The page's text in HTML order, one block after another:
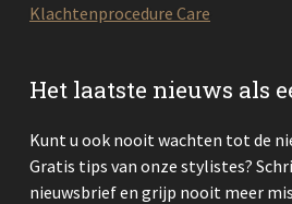
Klachtenprocedure Care
Het laatste nieuws als
Kunt u ook nooit wachten tot de
Gratis tips van onze stylistes?
nieuwsbrief en grijp nooit meer